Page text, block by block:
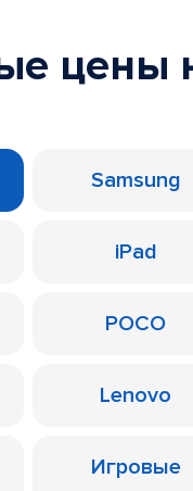
цены
Samsung
iPad
POCO
Lenovo
Игровые